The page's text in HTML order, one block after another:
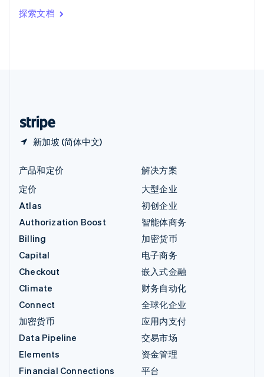
探索文档
新加坡 (简体中文)
印度
English
产品和定价
定价
Atlas
Authorization Boost
Billing
Capital
Checkout
Climate
Connect
加密货币
Data Pipeline
Elements
Financial Connections
解决方案
大型企业
初创企业
智能体商务
加密货币
电子商务
嵌入式金融
财务自动化
全球化企业
应用内支付
交易市场
资金管理
平台